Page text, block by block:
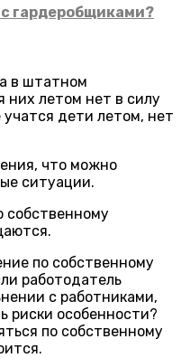
гардеробщиками?
в штатном
них летом нет в силу
дети летом, нет
что можно
ситуации.
собственному
по собственному
работодатель
с работниками,
риски особенности?
по собственному